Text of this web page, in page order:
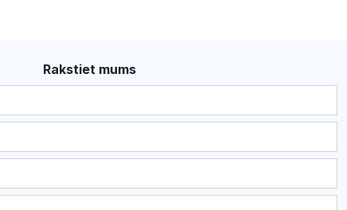
Rakstiet mums